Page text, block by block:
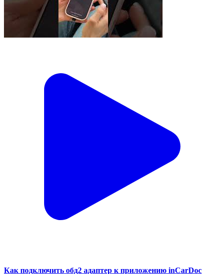
Как подключить обд2 адаптер к приложению inCarDoc